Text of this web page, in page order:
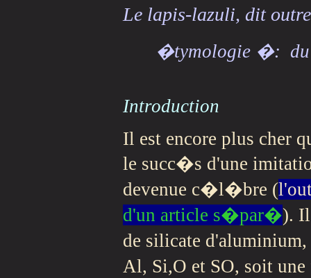
Le lapis-lazuli, dit
�tymologie �:
Introduction
Il est encore plus cher
le succ�s d'une
devenue c�l�bre (
d'un article s�par�).
de silicate
Al, Si,O et SO, soit